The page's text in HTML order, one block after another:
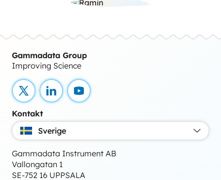
Gammadata Group
Improving Science
X LinkedInYouTube
Kontakt
Sverige
Gammadata Instrument AB
Vallongatan 1
SE-752 16 UPPSALA